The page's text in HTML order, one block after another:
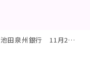
池田泉州銀行 11月2日 資産形成セミナー登壇します。